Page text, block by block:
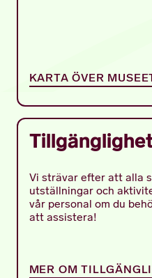
KARTA ÖVER
Vi strävar efter att alla
utställningar och
vår personal om du
att assistera!
MER OM